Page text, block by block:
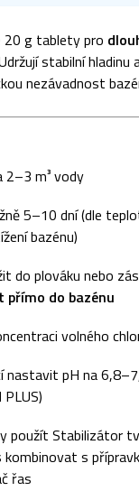
20 g tablety pro
stabilní hladinu
nezávadnost
m³ vody
5–10 dní (dle
bazénu)
do plováku nebo
přímo do bazénu
volného
nastavit pH na
použít Stabilizátor
kombinovat s
řas